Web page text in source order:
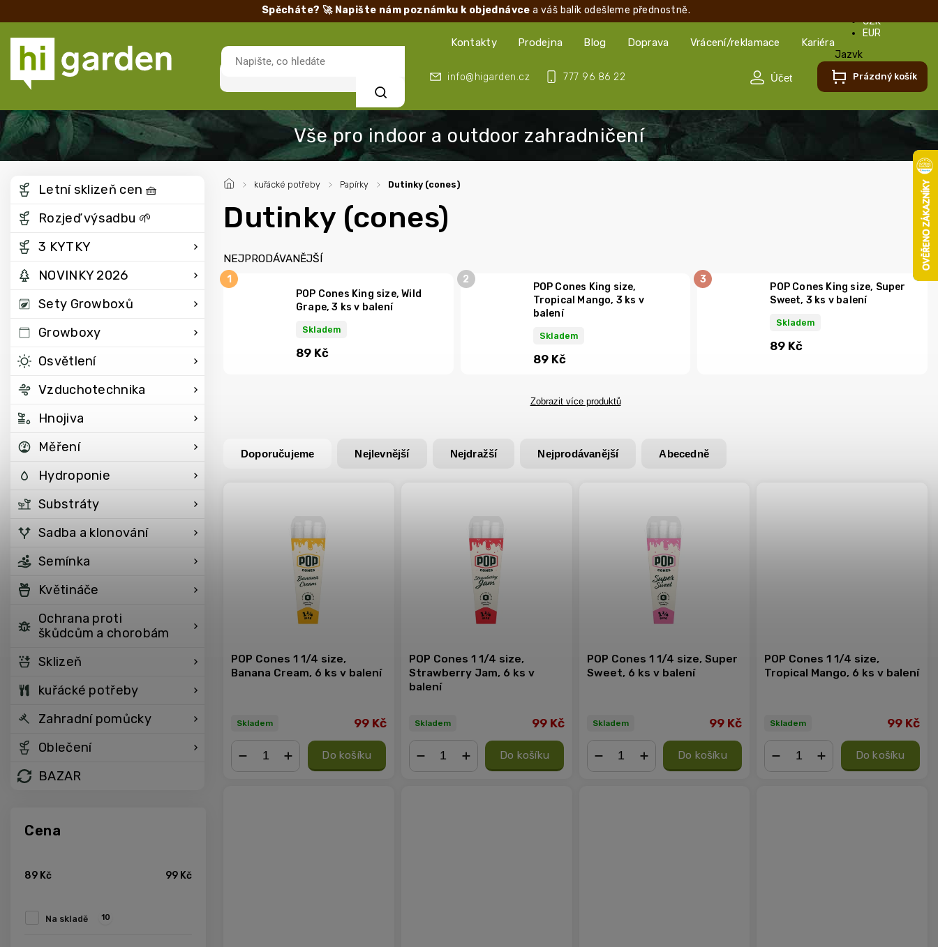
Spěcháte? 🚀 Napište nám poznámku k objednávce a váš balík odešleme přednostně.
777 96 86 22
info@higarden.cz
Kontakty Prodejna Blog Doprava Vrácení/reklamace Kariéra
CZK
EUR
Jazyk
Čeština
Hledat
Prázdný košík
/ kuřácké potřeby / Papírky / Dutinky (cones)
Letní sklizeň cen 🧺
Rozjeď výsadbu 🌱
3 KYTKY
NOVINKY 2026
Sety Growboxů
Growboxy
Osvětlení
Vzduchotechnika
Hnojiva
Měření
Hydroponie
Substráty
Sadba a klonování
Semínka
Květináče
Ochrana proti
škůdcům a chorobám
Sklizeň
kuřácké potřeby
Zahradní pomůcky
Oblečení
BAZAR
Cena
89 Kč 99 Kč
Na skladě 10
Dutinky (cones)
NEJPRODÁVANĚJŠÍ
POP Cones King size, Wild
Grape, 3 ks v balení
Skladem
89 Kč
POP Cones King size,
Tropical Mango, 3 ks v
balení
Skladem
89 Kč
POP Cones King size, Super
Sweet, 3 ks v balení
Skladem
89 Kč
Zobrazit více produktů
Doporučujeme Nejlevnější Nejdražší Nejprodávanější Abecedně
POP Cones 1 1/4 size,
Banana Cream, 6 ks v balení
Skladem 99 Kč
Do košíku
POP Cones 1 1/4 size,
Strawberry Jam, 6 ks v
balení
Skladem 99 Kč
Do košíku
POP Cones 1 1/4 size, Super
Sweet, 6 ks v balení
Skladem 99 Kč
Do košíku
POP Cones 1 1/4 size,
Tropical Mango, 6 ks v balení
Skladem 99 Kč
Do košíku